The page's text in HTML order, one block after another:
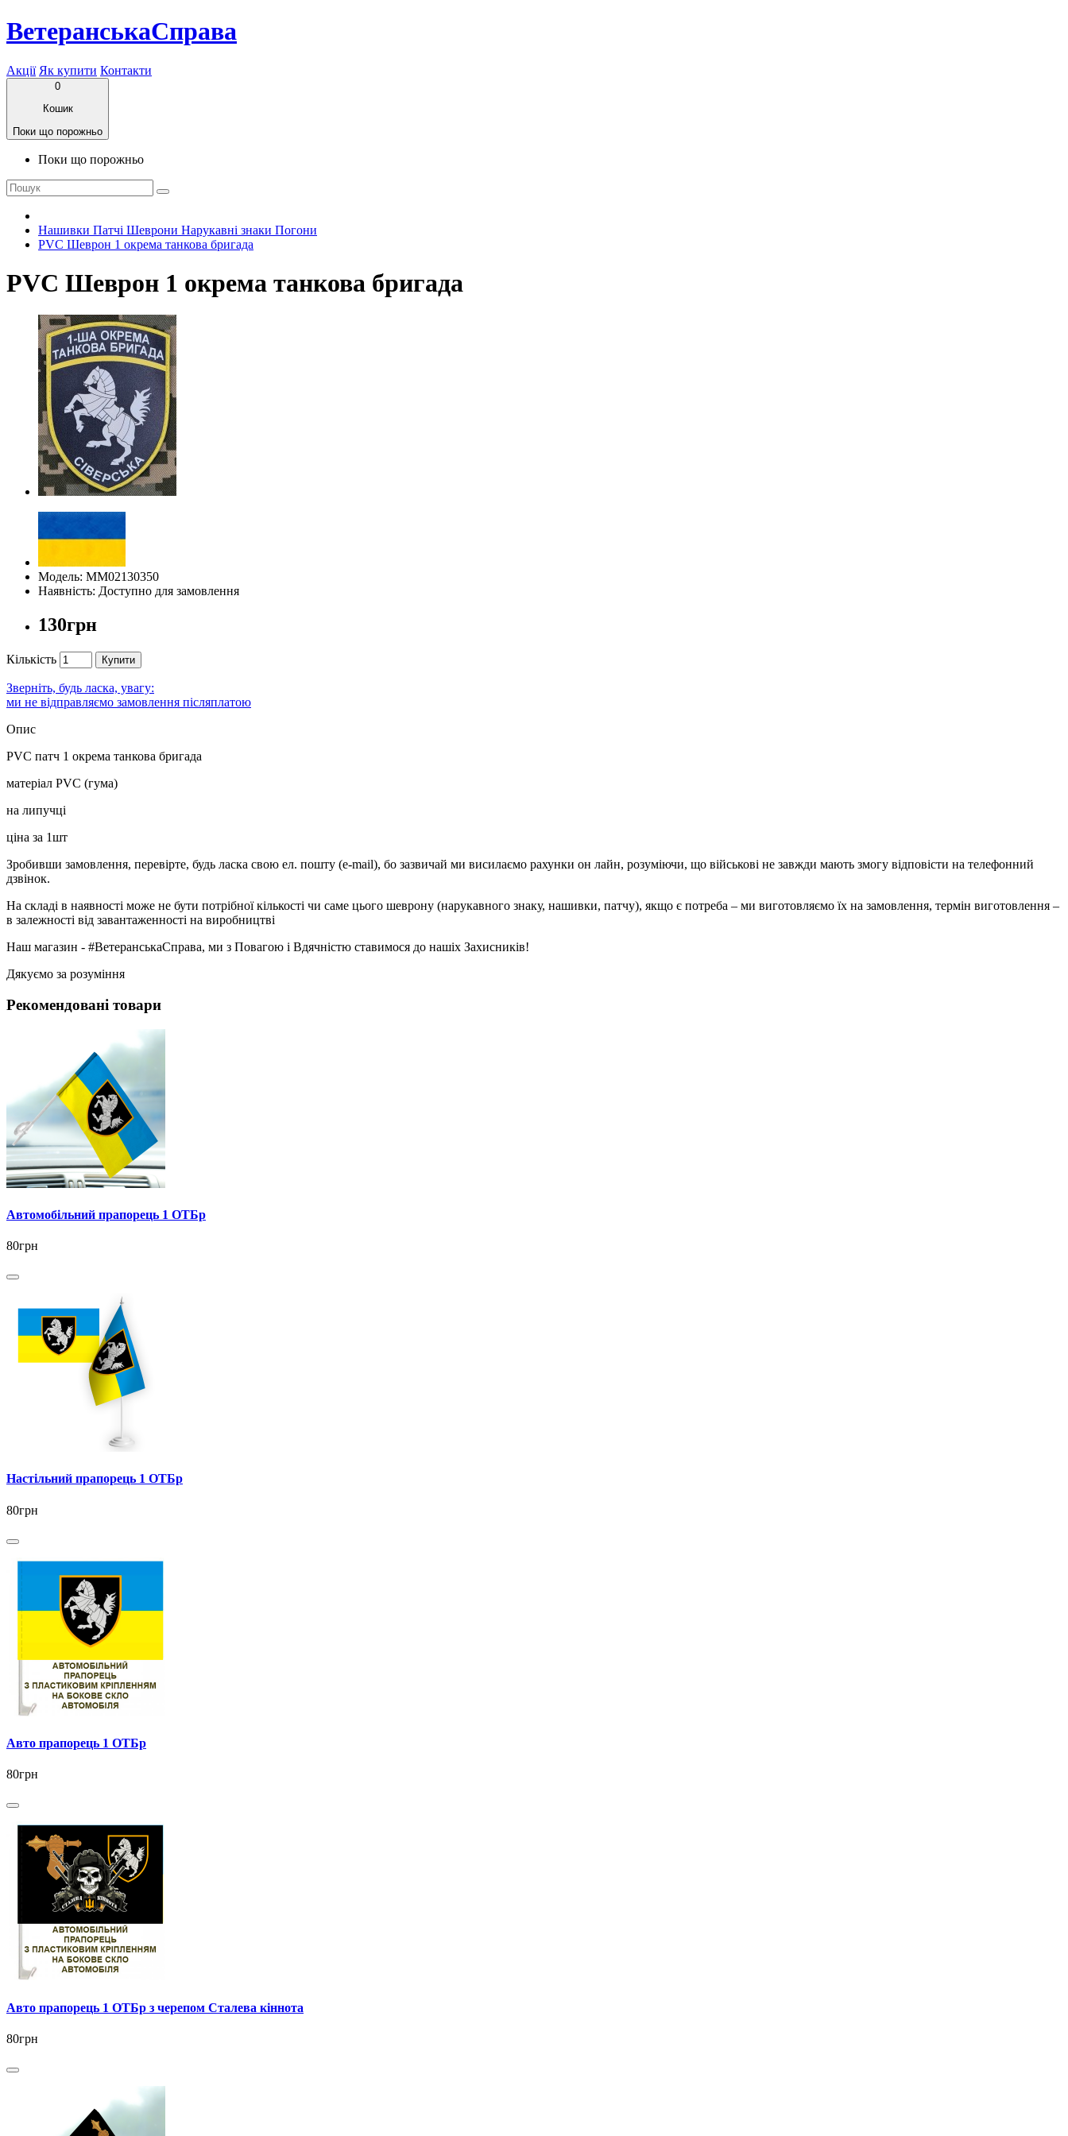
ВетеранськаСправа
Акції Як купити Контакти
0
Кошик
Поки що порожньо
Поки що порожньо
Нашивки Патчі Шеврони Нарукавні знаки Погони
PVC Шеврон 1 окрема танкова бригада
PVC Шеврон 1 окрема танкова бригада
Модель: ММ02130350
Наявність: Доступно для замовлення
130грн
Кількість Купити
Зверніть, будь ласка, увагу:
ми не відправляємо замовлення післяплатою
Опис
PVC патч 1 окрема танкова бригада
матеріал PVC (гума)
на липучці
ціна за 1шт
Зробивши замовлення, перевірте, будь ласка свою ел. пошту (e-mail), бо зазвичай ми висилаємо рахунки он лайн, розуміючи, що військові не завжди мають змогу відповісти на телефонний
дзвінок.
На складі в наявності може не бути потрібної кількості чи саме цього шеврону (нарукавного знаку, нашивки, патчу), якщо є потреба – ми виготовляємо їх на замовлення, термін виготовлення –
в залежності від завантаженності на виробництві
Наш магазин - #ВетеранськаСправа, ми з Повагою і Вдячністю ставимося до нашіх Захисників!
Дякуємо за розуміння
Рекомендовані товари
Автомобільний прапорець 1 ОТБр
80грн
Настільний прапорець 1 ОТБр
80грн
Авто прапорець 1 ОТБр
80грн
Авто прапорець 1 ОТБр з черепом Сталева кіннота
80грн